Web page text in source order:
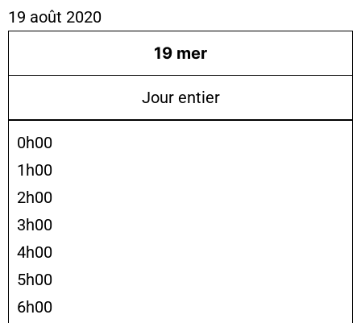
19 août 2020
19 mer
Jour entier
0h00
1h00
2h00
3h00
4h00
5h00
6h00